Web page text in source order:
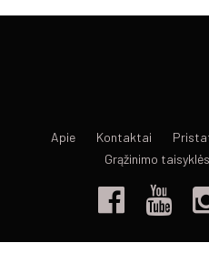
Apie Kontaktai
Grąžinimo taisyklės